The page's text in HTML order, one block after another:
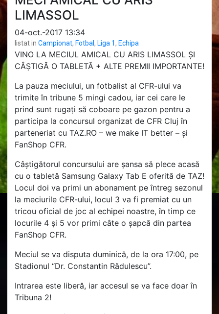
LIMASSOL
04-oct.-2017 13:34
listat in Campionat, Fotbal , Liga 1, Echipa
VINO LA MECIUL AMICAL CU ARIS LIMASSOL ȘI
CÂȘTIGĂ O TABLETĂ + ALTE PREMII IMPORTANTE!
La pauza meciului, un fotbalist al CFR-ului va
trimite în tribune 5 mingi cadou, iar cei care le
prind sunt rugați să coboare pe gazon pentru a
participa la concursul organizat de CFR Cluj în
parteneriat cu TAZ.RO – we make IT better – și
FanShop CFR.
Câștigătorul concursului are șansa să plece acasă
cu o tabletă Samsung Galaxy Tab E oferită de TAZ!
Locul doi va primi un abonament pe întreg sezonul
la meciurile CFR-ului, locul 3 va fi premiat cu un
tricou oficial de joc al echipei noastre, în timp ce
locurile 4 și 5 vor primi câte o șapcă din partea
FanShop CFR.
Meciul se va disputa duminică, de la ora 17:00, pe
Stadionul “Dr. Constantin Rădulescu”.
Intrarea este liberă, iar accesul se va face doar în
Tribuna 2!